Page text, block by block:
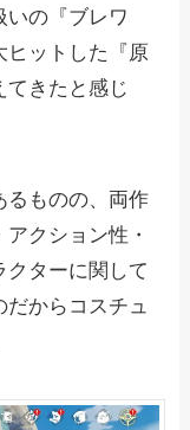
いの『ブレワ
ヒットした『原
てきたと感じ
るものの、両作
クション性・
ターに関して
からコスチュ